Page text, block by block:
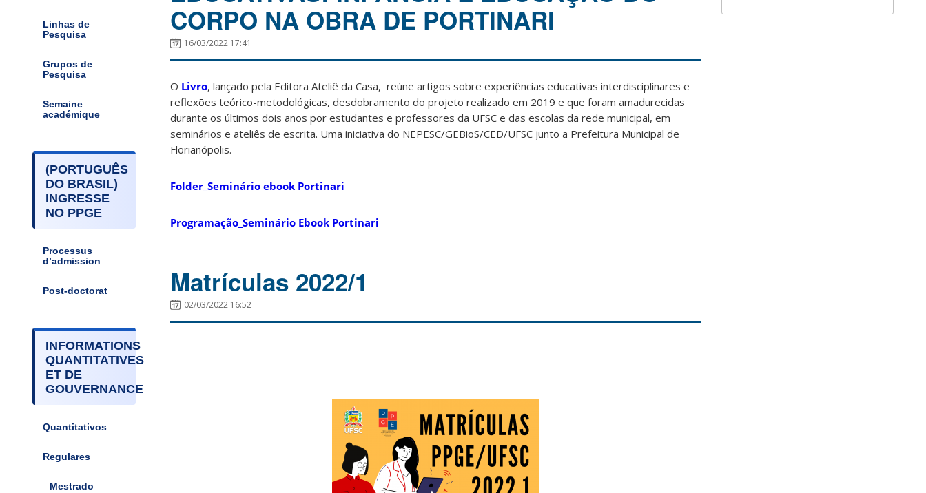
Linhas de
Pesquisa
Grupos de
Pesquisa
Semaine
académique
(PORTUGUÊS
DO BRASIL)
INGRESSE
NO PPGE
Processus
d’admission
Post-doctorat
INFORMATIONS
QUANTITATIVES
ET DE
GOUVERNANCE
Quantitativos
Regulares
Mestrado
CORPO NA OBRA DE PORTINARI
16/03/2022 17:41
O Livro, lançado pela Editora Ateliê da Casa, reúne artigos sobre experiências educativas interdisciplinares e
reflexões teórico-metodológicas, desdobramento do projeto realizado em 2019 e que foram amadurecidas
durante os últimos dois anos por estudantes e professores da UFSC e das escolas da rede municipal, em
seminários e ateliês de escrita. Uma iniciativa do NEPESC/GEBioS/CED/UFSC junto a Prefeitura Municipal de
Florianópolis.
Folder_Seminário ebook Portinari
Programação_Seminário Ebook Portinari
Matrículas 2022/1
02/03/2022 16:52